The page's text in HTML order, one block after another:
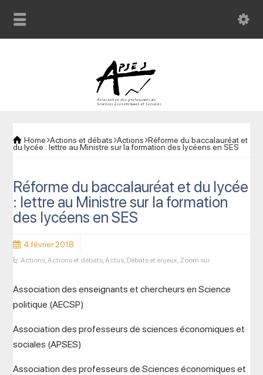
Home Actions et débats Actions Réforme du baccalauréat et
du lycée : lettre au Ministre sur la formation des lycéens en SES
Réforme du baccalauréat et du lycée
: lettre au Ministre sur la formation
des lycéens en SES
4 février 2018
Actions,Actions et débats,Actus, Débats et enjeux, Zoom sur
Association des enseignants et chercheurs en Science
politique (AECSP)
Association des professeurs de sciences économiques et
sociales (APSES)
Association des professeurs de Sciences économiques et